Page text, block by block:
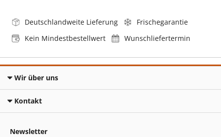
Deutschlandweite Lieferung
Frischegarantie
Kein Mindestbestellwert
Wunschliefertermin
Wir über uns
Kontakt
Newsletter